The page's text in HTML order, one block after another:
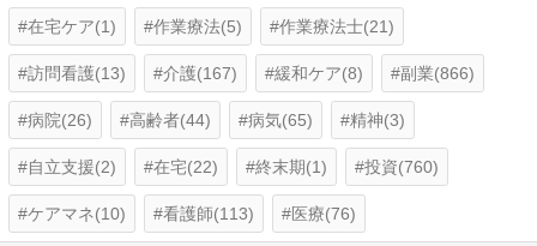
在宅ケア(1) 作業療法(5) 作業療法士(21)
訪問看護(13) 介護(167) 緩和ケア(8) 副業(866)
病院(26) 高齢者(44) 病気(65) 精神(3)
自立支援(2) 在宅(22) 終末期(1) 投資(760)
ケアマネ(10) 看護師(113) 医療(76)